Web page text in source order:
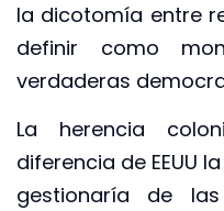
la dicotomía entre
definir como
verdaderas
La herencia
diferencia de EEUU
gestionaría de